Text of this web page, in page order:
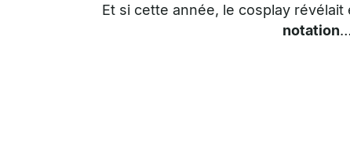
Et si cette année, le cosplay
notation